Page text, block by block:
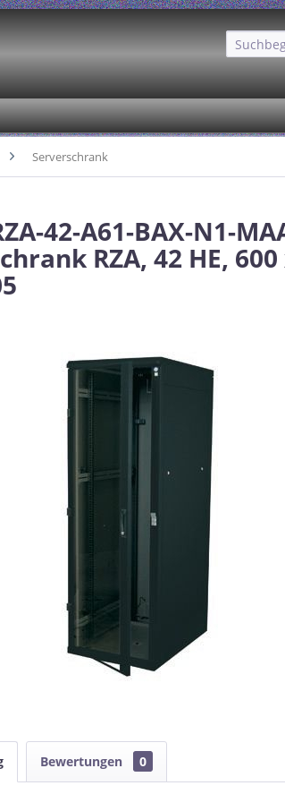
Serverschrank
42-A61-BAX-N1-
RZA, 42 HE,
Bewertungen 0